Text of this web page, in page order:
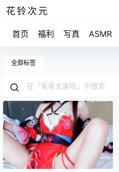
花铃次元
首页 福利 写真 ASMR
全部标签